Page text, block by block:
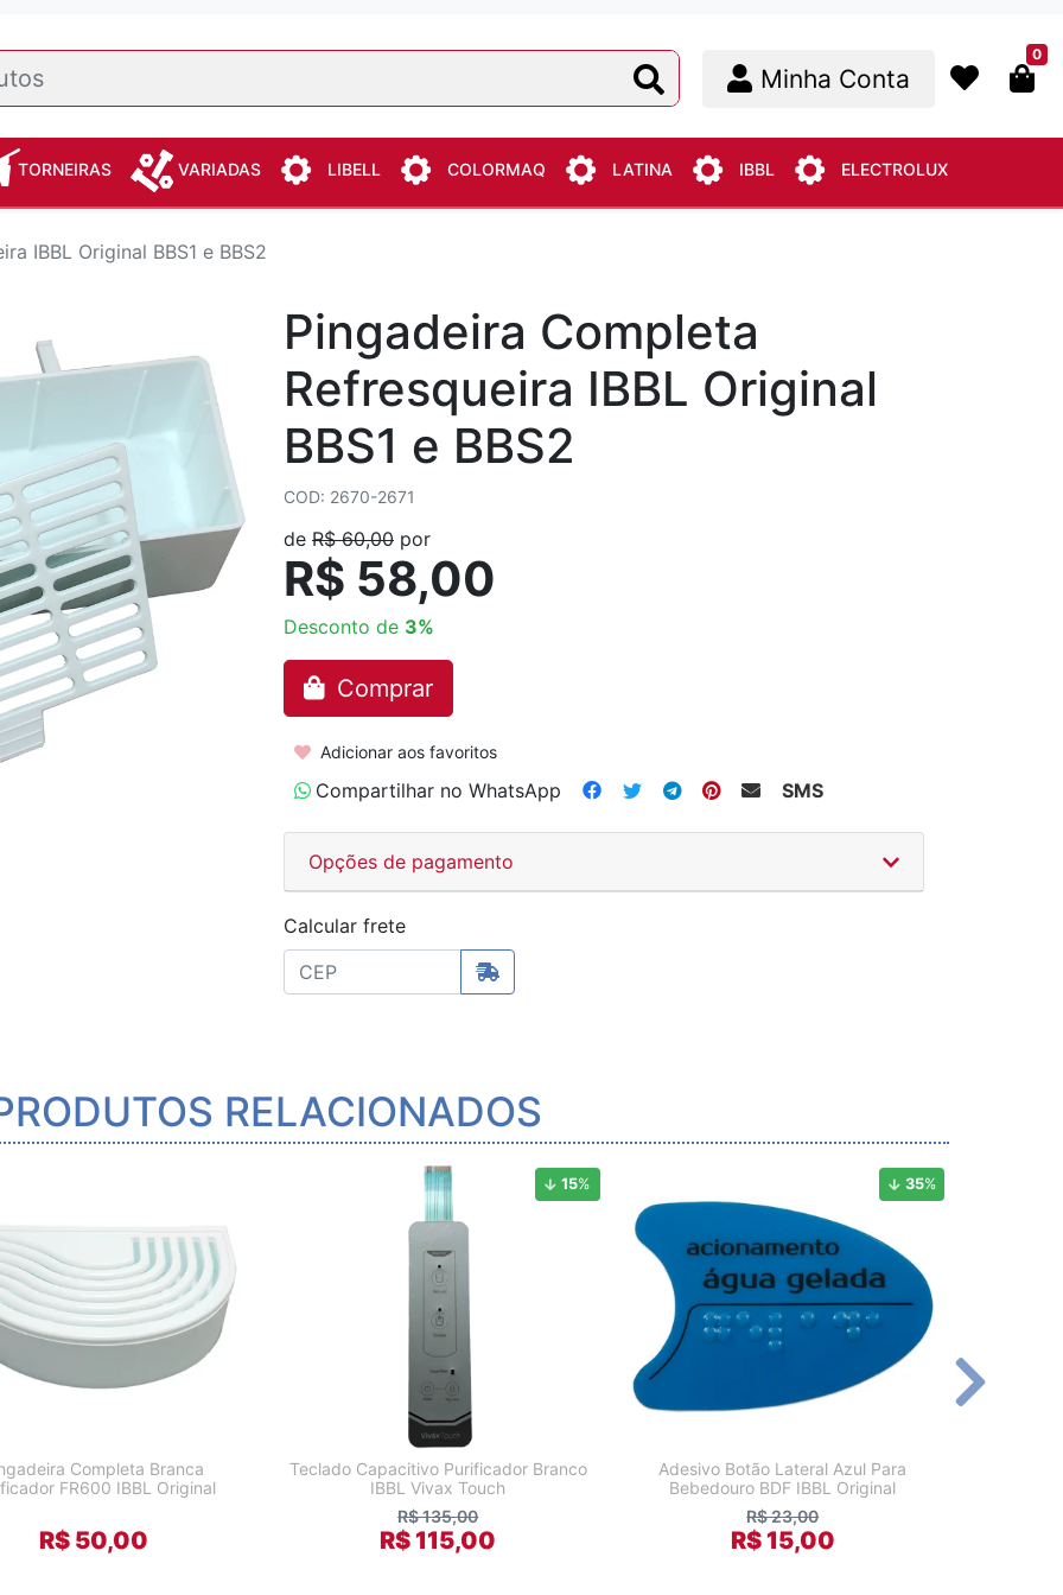
Minha Conta
0
TORNEIRAS VARIADAS LIBELL COLORMAQ LATINA IBBL ELECTROLUX
IBBL Original BBS1 e BBS2
Pingadeira Completa
Refresqueira IBBL Original
BBS1 e BBS2
COD: 2670-2671
de R$ 60,00 por
R$ 58,00
Desconto de 3%
Comprar
Adicionar aos favoritos
Compartilhar no WhatsApp SMS
Opções de pagamento
Calcular frete
RELACIONADOS
Completa Branca
FR600 IBBL Original
R$ 50,00
15%
Teclado Capacitivo Purificador Branco
IBBL Vivax Touch
R$ 135,00
R$ 115,00
35%
Adesivo Botão Lateral Azul Para
Bebedouro BDF IBBL Original
R$ 23,00
R$ 15,00